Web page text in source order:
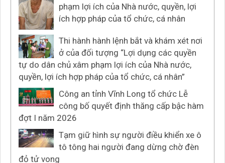
phạm lợi ích của Nhà nước, quyền, lợi
ích hợp pháp của tổ chức, cá nhân
Thi hành hành lệnh bắt và khám xét nơi
ở của đối tượng “Lợi dụng các quyền
tự do dân chủ xâm phạm lợi ích của Nhà nước,
quyền, lợi ích hợp pháp của tổ chức, cá nhân”
Công an tỉnh Vĩnh Long tổ chức Lễ
công bố quyết định thăng cấp bậc hàm
đợt I năm 2026
Tạm giữ hình sự người điều khiển xe ô
tô tông hai người đang dừng chờ đèn
đỏ tử vong